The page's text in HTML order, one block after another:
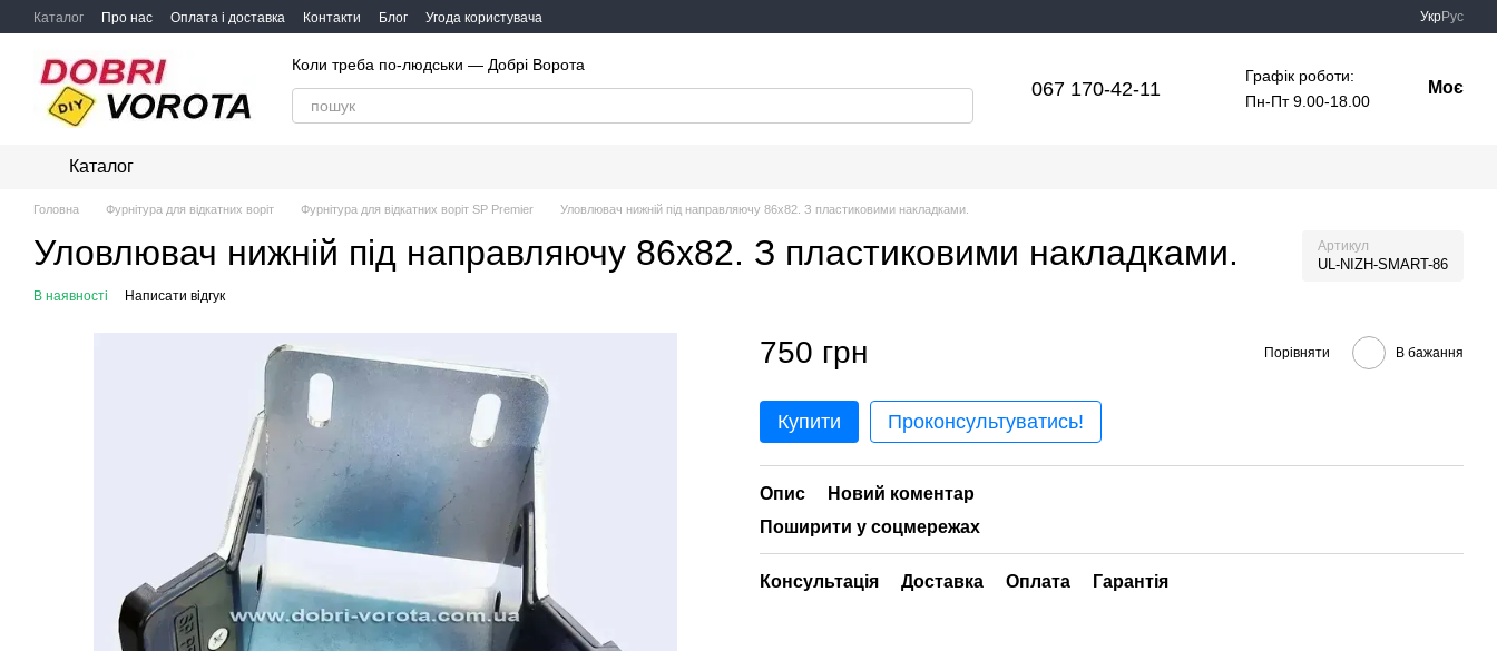
Перейти до основного контенту
Каталог Про нас Оплата і доставка Контакти Блог Угода користувача УкрРус
Коли треба по-людськи — Добрі Ворота
067 170-42-11
Графік роботи:
Пн-Пт 9.00-18.00
Моє
Каталог
Головна Фурнітура для відкатних воріт Фурнітура для відкатних воріт SP Premier Уловлювач нижній під направляючу 86х82. З пластиковими накладками.
Уловлювач нижній під направляючу 86х82. З пластиковими накладками. Артикул
UL-NIZH-SMART-86
В наявності Написати відгук
750 грн Порівняти В бажання
Купити Проконсультуватись!
Опис
Новий коментар
Поширити у соцмережах
Консультація Доставка Оплата Гарантія